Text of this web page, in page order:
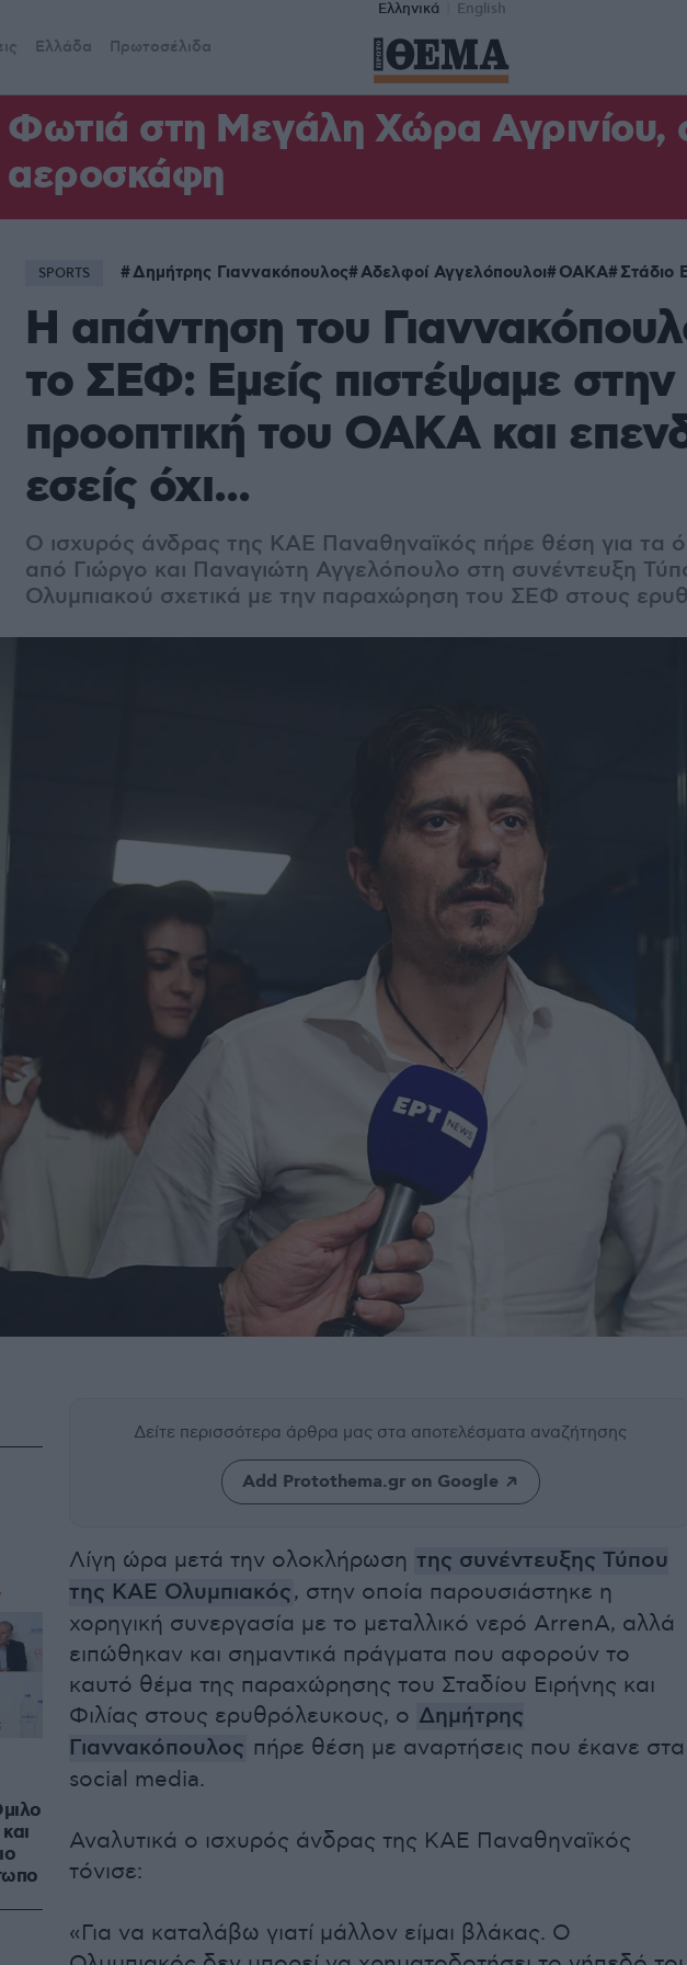
Ελληνικά English
Ελλάδα Πρωτοσέλιδα
Φωτιά στη Μεγάλη Χώρα Αγρινίου,
αεροσκάφη
SPORTS Δημήτρης Γιαννακόπουλος Αδελφοί Αγγελόπουλοι ΟΑΚΑ Στάδιο
Η απάντηση του
το ΣΕΦ: Εμείς πιστέψαμε στην
προοπτική του ΟΑΚΑ και
εσείς όχι...
Ο ισχυρός άνδρας της ΚΑΕ Παναθηναϊκός πήρε θέση για τα
από Γιώργο και Παναγιώτη Αγγελόπουλο στη συνέντευξη
Ολυμπιακού σχετικά με την παραχώρηση του ΣΕΦ στους
Δείτε περισσότερα άρθρα μας στα αποτελέσματα αναζήτησης
Add Protothema.gr on Google
Λίγη ώρα μετά την ολοκλήρωση της συνέντευξης Τύπου
της ΚΑΕ Ολυμπιακός, στην οποία παρουσιάστηκε η
χορηγική συνεργασία με το μεταλλικό νερό ArrenA, αλλά
ειπώθηκαν και σημαντικά πράγματα που αφορούν το
καυτό θέμα της παραχώρησης του Σταδίου Ειρήνης και
Φιλίας στους ερυθρόλευκους, ο Δημήτρης
Γιαννακόπουλος πήρε θέση με αναρτήσεις που έκανε στα
social media.
Αναλυτικά ο ισχυρός άνδρας της ΚΑΕ Παναθηναϊκός
τόνισε:
«Για να καταλάβω γιατί μάλλον είμαι βλάκας. Ο